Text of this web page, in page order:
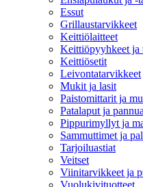
Essut
Grillaustarvikkeet
Keittiölaitteet
Keittiöpyyhkeet ja
Keittiösetit
Leivontatarvikkeet
Mukit ja lasit
Paistomittarit ja
Patalaput ja
Pippurimyllyt ja
Sammuttimet ja
Tarjoiluastiat
Veitset
Viinitarvikkeet ja
Vuolukivituotteet